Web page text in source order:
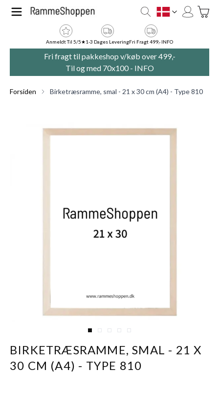
Skip to Content
DK
Anmeldt Til 5/5★1-3 Dages LeveringFri Fragt 499,- INFO
Fri fragt til pakkeshop v/køb over 499,-
Til og med 70x100 - INFO
Forsiden Birketræsramme, smal - 21 x 30 cm (A4) - Type 810
View larger image
View larger image
View larger image
View larger image
View larger image
BIRKETRÆSRAMME, SMAL - 21 X
30 CM (A4) - TYPE 810